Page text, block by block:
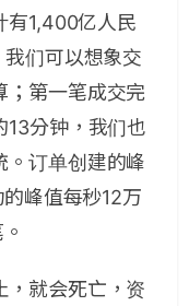
有1,400亿人民
们可以想象交
；第一笔成交完
分钟，我们也
。订单创建的峰
峰值每秒12万
，就会死亡，资